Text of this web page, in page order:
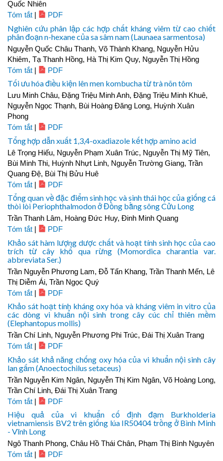
Quốc Nhiên
Tóm tắt | PDF
Nghiên cứu phân lập các hợp chất kháng viêm từ cao chiết
phân đoạn n-hexane của sa sâm nam (Launaea sarmentosa)
Nguyễn Quốc Châu Thanh, Võ Thành Khang, Nguyễn Hửu
Khiêm, Tạ Thanh Hồng, Hà Thị Kim Quy, Nguyễn Thị Hồng
Tóm tắt | PDF
Tối ưu hóa điều kiện lên men kombucha từ trà nõn tôm
Lưu Minh Châu, Đặng Triệu Minh Anh, Đặng Triệu Minh Khuê,
Nguyễn Ngọc Thạnh, Bùi Hoàng Đăng Long, Huỳnh Xuân
Phong
Tóm tắt | PDF
Tổng hợp dẫn xuất 1,3,4-oxadiazole kết hợp amino acid
Lê Trọng Hiếu, Nguyễn Phạm Xuân Trúc, Nguyễn Thị Mỹ Tiên,
Bùi Minh Thi, Huỳnh Nhựt Linh, Nguyễn Trường Giang, Trần
Quang Đệ, Bùi Thị Bửu Huê
Tóm tắt | PDF
Tổng quan về đặc điểm sinh học và sinh thái học của giống cá
thòi lòi Periophthalmodon ở Đồng bằng sông Cửu Long
Trần Thanh Lâm, Hoàng Đức Huy, Đinh Minh Quang
Tóm tắt | PDF
Khảo sát hàm lượng dược chất và hoạt tính sinh học của cao
trích từ cây khổ qua rừng (Momordica charantia var.
abbreviata Ser.)
Trần Nguyễn Phương Lam, Đỗ Tấn Khang, Trần Thanh Mến, Lê
Thị Diễm Ái, Trần Ngọc Quý
Tóm tắt | PDF
Khảo sát hoạt tính kháng oxy hóa và kháng viêm in vitro của
các dòng vi khuẩn nội sinh trong cây cúc chỉ thiên mềm
(Elephantopus mollis)
Trần Chí Linh, Nguyễn Phương Phi Trúc, Đái Thị Xuân Trang
Tóm tắt | PDF
Khảo sát khả năng chống oxy hóa của vi khuẩn nội sinh cây
lan gấm (Anoectochilus setaceus)
Trần Nguyễn Kim Ngân, Nguyễn Thị Kim Ngân, Võ Hoàng Long,
Trần Chí Linh, Đái Thị Xuân Trang
Tóm tắt | PDF
Hiệu quả của vi khuẩn cố định đạm Burkholderia
vietnamiensis BV2 trên giống lúa IR50404 trồng ở Bình Minh
- Vĩnh Long
Ngô Thanh Phong, Châu Hồ Thái Chân, Phạm Thị Bình Nguyên
Tóm tắt | PDF